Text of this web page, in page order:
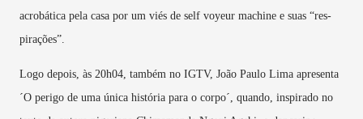
acrobática pela casa por um viés de self voyeur machine e suas “res-
pirações”.
Logo depois, às 20h04, também no IGTV, João Paulo Lima apresenta
´O perigo de uma única história para o corpo´, quando, inspirado no